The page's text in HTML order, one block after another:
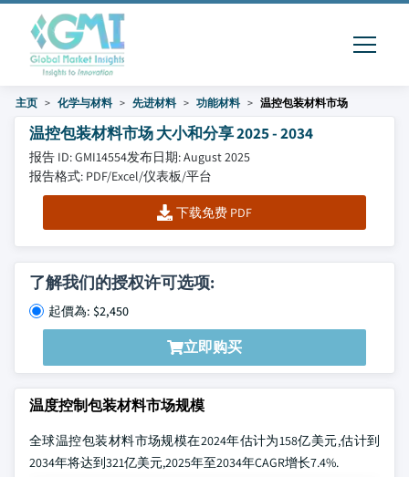
主页 化学与材料 先进材料 功能材料 温控包装材料市场
温控包装材料市场 大小和分享 2025 - 2034
报告 ID: GMI14554发布日期: August 2025
报告格式: PDF/Excel/仪表板/平台
下载免费 PDF
了解我们的授权许可选项:
起價為: $2,450
立即购买
温度控制包装材料市场规模
全球温控包装材料市场规模在2024年估计为158亿美元,估计到
2034年将达到321亿美元,2025年至2034年CAGR增长7.4%.